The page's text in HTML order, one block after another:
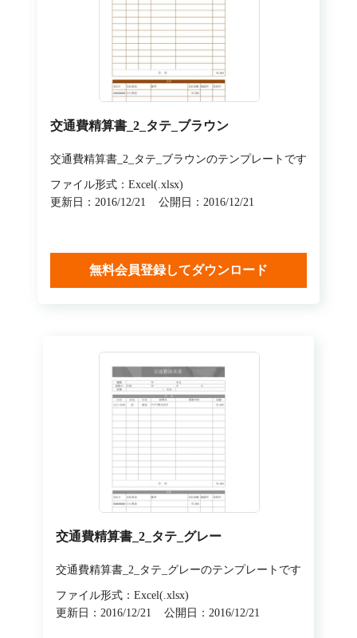
交通費精算書_2_タテ_ブラウン
交通費精算書_2_タテ_ブラウンのテンプレートです
ファイル形式：Excel(.xlsx)
更新日：2016/12/21
公開日：2016/12/21
無料会員登録してダウンロード
交通費精算書_2_タテ_グレー
交通費精算書_2_タテ_グレーのテンプレートです
ファイル形式：Excel(.xlsx)
更新日：2016/12/21
公開日：2016/12/21